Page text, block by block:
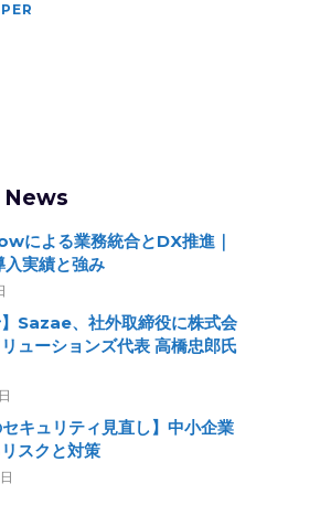
News
による業務統合とDX推進｜
実績と強み
】Sazae、社外取締役に株式会
ューションズ代表 高橋忠郎氏
セキュリティ見直し】中小企業
スクと対策